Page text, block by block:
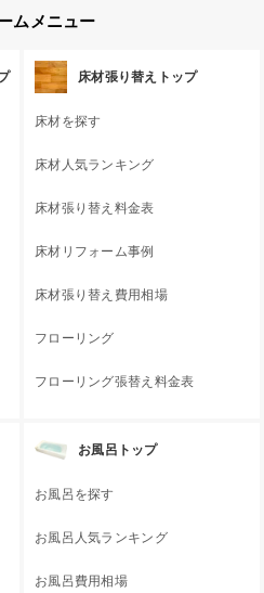
ムメニュー
床材張り替えトップ
床材を探す
床材人気ランキング
床材張り替え料金表
床材リフォーム事例
床材張り替え費用相場
フローリング
フローリング張替え料金表
お風呂トップ
お風呂を探す
お風呂人気ランキング
お風呂費用相場